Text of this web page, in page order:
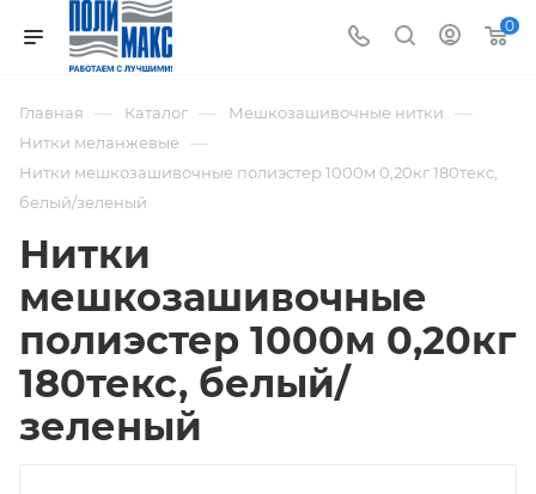
0
Главная — Каталог — Мешкозашивочные нитки —
Нитки меланжевые —
Нитки мешкозашивочные полиэстер 1000м 0,20кг 180текс,
белый/зеленый
Нитки
мешкозашивочные
полиэстер 1000м 0,20кг
180текс, белый/
зеленый